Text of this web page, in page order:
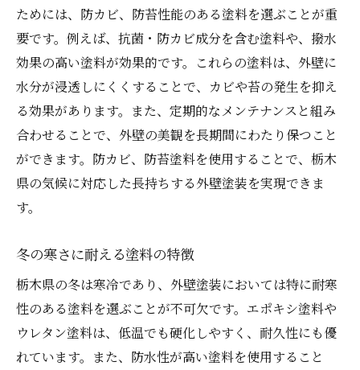
ためには、防カビ、防苔性能のある塗料を選ぶことが重
要です。例えば、抗菌・防カビ成分を含む塗料や、撥水
効果の高い塗料が効果的です。これらの塗料は、外壁に
水分が浸透しにくくすることで、カビや苔の発生を抑え
る効果があります。また、定期的なメンテナンスと組み
合わせることで、外壁の美観を長期間にわたり保つこと
ができます。防カビ、防苔塗料を使用することで、栃木
県の気候に対応した長持ちする外壁塗装を実現できま
す。
冬の寒さに耐える塗料の特徴
栃木県の冬は寒冷であり、外壁塗装においては特に耐寒
性のある塗料を選ぶことが不可欠です。エポキシ塗料や
ウレタン塗料は、低温でも硬化しやすく、耐久性にも優
れています。また、防水性が高い塗料を使用すること